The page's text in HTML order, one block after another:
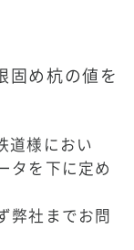
固め杭の値を
道様におい
タを下に定め
弊社までお問